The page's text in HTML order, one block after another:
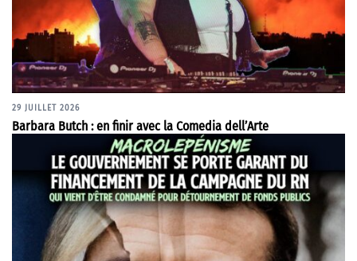
29 JUILLET 2026
Barbara Butch : en finir avec la Comedia dell’Arte